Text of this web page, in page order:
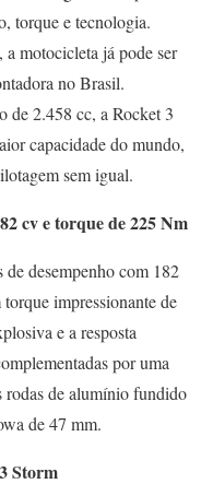
torque e tecnologia.
motocicleta já pode ser
no Brasil.
de 2.458 cc, a Rocket 3
capacidade do mundo,
sem igual.
cv e torque de 225 Nm
desempenho com 182
impressionante de
e a resposta
por uma
rodas de alumínio fundido
de 47 mm.
Storm